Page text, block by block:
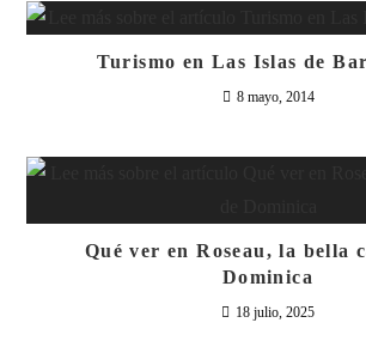
Turismo en Las Islas de
8 mayo, 2014
Qué ver en Roseau, la bella
Dominica
18 julio, 2025